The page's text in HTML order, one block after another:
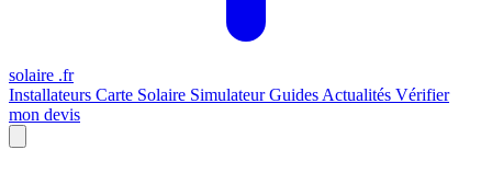
solaire .fr
Installateurs Carte Solaire SimulateurGuides Actualités Vérifier
mon devis